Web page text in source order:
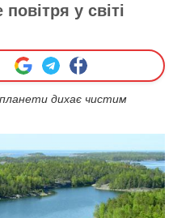
у світі
дихає чистим